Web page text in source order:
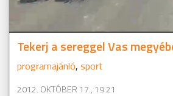
Tekerj a sereggel Vas
programajánló, sport
2012. OKTÓBER 17., 19:21